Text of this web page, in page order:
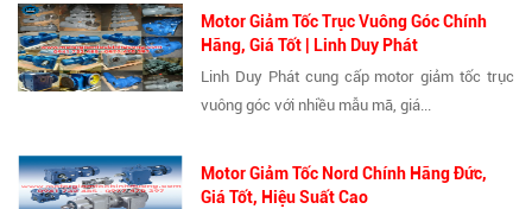
Motor Giảm Tốc Trục Vuông Góc Chính
Hãng, Giá Tốt | Linh Duy Phát
Linh Duy Phát cung cấp motor giảm tốc trục
vuông góc với nhiều mẫu mã, giá...
Motor Giảm Tốc Nord Chính Hãng Đức,
Giá Tốt, Hiệu Suất Cao